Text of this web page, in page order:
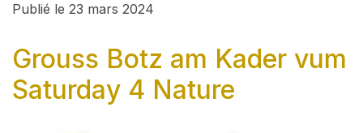
Publié le 23 mars 2024
Grouss Botz am Kader vum
Saturday 4 Nature